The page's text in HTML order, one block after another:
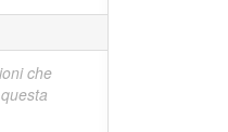
che